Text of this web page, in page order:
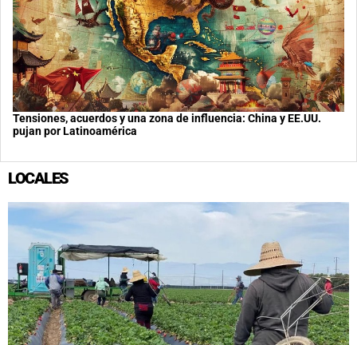
Tensiones, acuerdos y una zona de influencia: China y EE.UU.
pujan por Latinoamérica
LOCALES